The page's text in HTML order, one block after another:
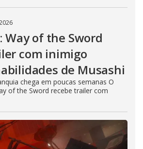
Way of the Sword
com inimigo
de Musashi
chega em poucas semanas O
of the Sword recebe trailer com